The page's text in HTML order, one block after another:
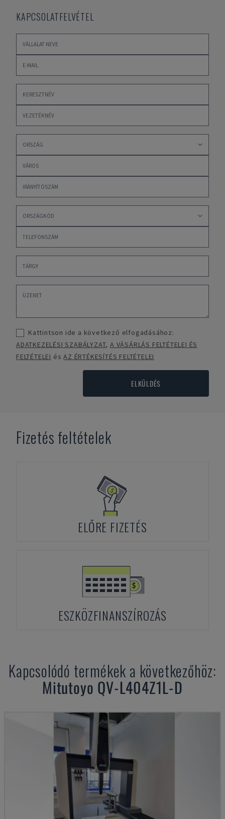
KAPCSOLATFELVÉTEL
Kattintson ide a következő elfogadásához:
ADATKEZELÉSI SZABÁLYZAT,A VÁSÁRLÁS FELTÉTELEI ÉS
FELTÉTELEI ésAZ ÉRTÉKESÍTÉS FELTÉTELEI
ELKÜLDÉS
Fizetés feltételek
ELŐRE FIZETÉS
ESZKÖZFINANSZÍROZÁS
Kapcsolódó termékek a következőhöz:
Mitutoyo QV-L404Z1L-D